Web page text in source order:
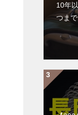
10年
つま